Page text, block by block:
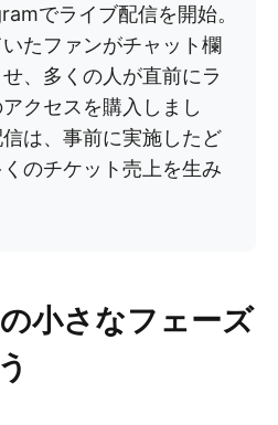
でライブ配信を開始。
たファンがチャット欄
、多くの人が直前にラ
クセスを購入しまし
は、事前に実施したど
のチケット売上を生み
小さなフェーズ